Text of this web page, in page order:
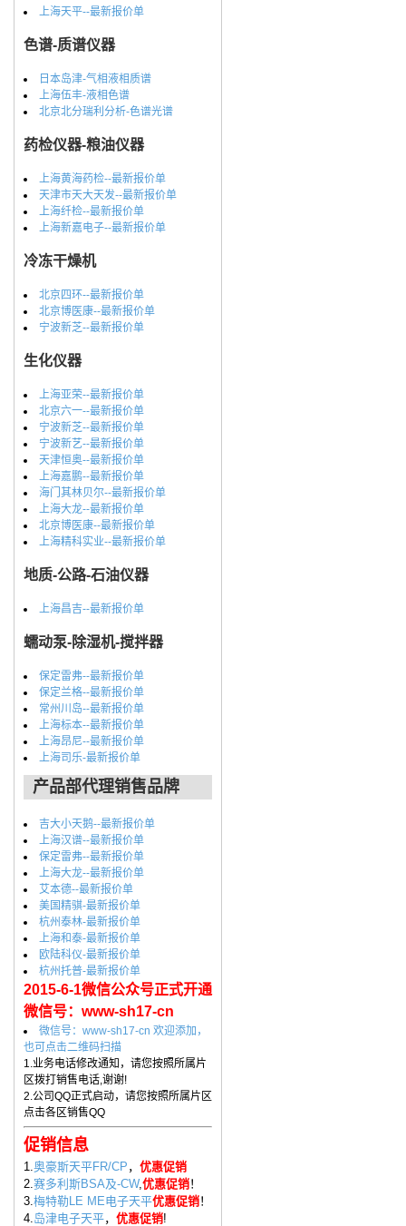
上海天平--最新报价单
色谱-质谱仪器
日本岛津-气相液相质谱
上海伍丰-液相色谱
北京北分瑞利分析-色谱光谱
药检仪器-粮油仪器
上海黄海药检--最新报价单
天津市天大天发--最新报价单
上海纤检--最新报价单
上海新嘉电子--最新报价单
冷冻干燥机
北京四环--最新报价单
北京博医康--最新报价单
宁波新芝--最新报价单
生化仪器
上海亚荣--最新报价单
北京六一--最新报价单
宁波新芝--最新报价单
宁波新艺--最新报价单
天津恒奥--最新报价单
上海嘉鹏--最新报价单
海门其林贝尔--最新报价单
上海大龙--最新报价单
北京博医康--最新报价单
上海精科实业--最新报价单
地质-公路-石油仪器
上海昌吉--最新报价单
蠕动泵-除湿机-搅拌器
保定雷弗--最新报价单
保定兰格--最新报价单
常州川岛--最新报价单
上海标本--最新报价单
上海昂尼--最新报价单
上海司乐-最新报价单
产品部代理销售品牌
吉大小天鹅--最新报价单
上海汉谱--最新报价单
保定雷弗--最新报价单
上海大龙--最新报价单
艾本德--最新报价单
美国精骐-最新报价单
杭州泰林-最新报价单
上海和泰-最新报价单
欧陆科仪-最新报价单
杭州托普-最新报价单
2015-6-1微信公众号正式开通
微信号：www-sh17-cn
微信号：www-sh17-cn 欢迎添加，
也可点击二维码扫描
1.业务电话修改通知，请您按照所属片
区拨打销售电话,谢谢!
2.公司QQ正式启动，请您按照所属片区
点击各区销售QQ
促销信息
1. 奥豪斯天平FR/CP ， 优惠促销
2. 赛多利斯BSA及-CW, 优惠促销！
3. 梅特勒LE ME电子天平优惠促销！
4. 岛津电子天平， 优惠促销!